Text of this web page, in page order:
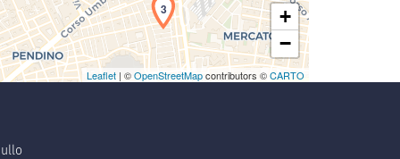
3
+
−
Leaflet | ©OpenStreetMapcontributors ©CARTO